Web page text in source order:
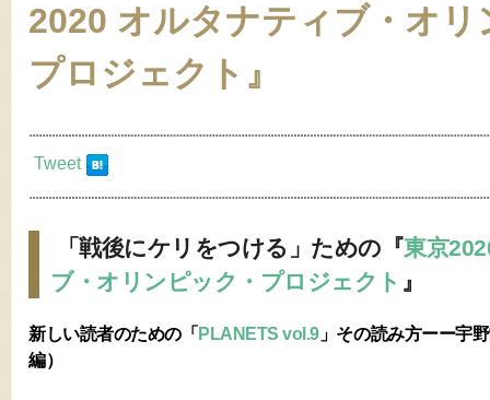
2020 オルタナティブ・オリ
プロジェクト』
Tweet
「戦後にケリをつける」ための『東京
ブ・オリンピック・プロジェクト 』
新しい読者のための「 PLANETS vol.9」その読み方ーー宇
編）